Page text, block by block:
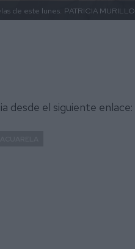
de este lunes. PATRICIA MURILLO
desde el siguiente enlace: